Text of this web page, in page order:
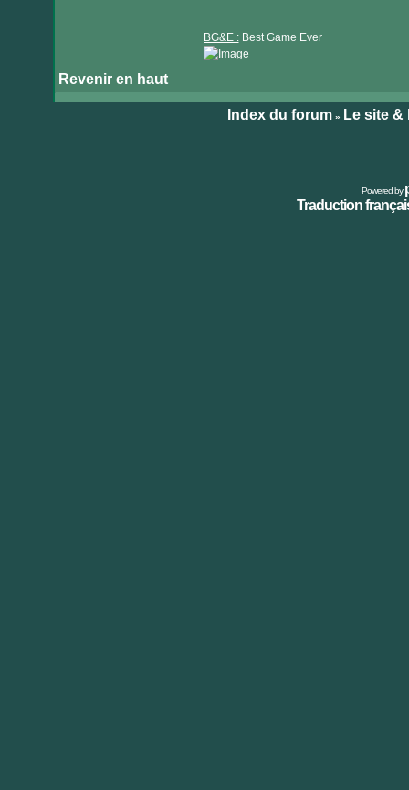
BG&E :Best Game Ever
Revenir en haut
le
Index du forum» Le site &
Powered by
Traduction